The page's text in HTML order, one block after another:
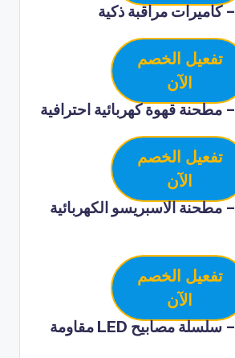
تفعيل الخصم
الآن
تفعيل الخصم
الآن
سمارت هب1 – مطحنة الاسبريسو الكهربائية
تفعيل الخصم
الآن
سمارت هب1 – سلسلة مصابيح LED مقاومة